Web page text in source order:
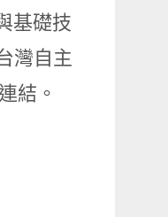
基礎技
灣自主
結。